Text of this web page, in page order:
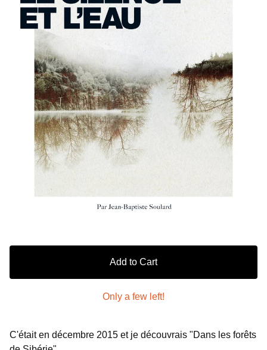
Add to Cart
Only a few left!
C'était en décembre 2015 et je découvrais "Dans les forêts